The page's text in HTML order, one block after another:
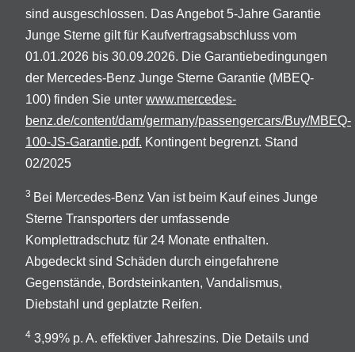
sind ausgeschlossen. Das Angebot 5-Jahre Garantie
Junge Sterne gilt für Kaufvertragsabschluss vom
01.01.2026 bis 30.09.2026. Die Garantiebedingungen
der Mercedes-Benz Junge Sterne Garantie (MBEQ-
100) finden Sie unter www.mercedes-
benz.de/content/dam/germany/passengercars/Buy/MBEQ-
100-JS-Garantie.pdf. Kontingent begrenzt. Stand
02/2025
3 Bei Mercedes-Benz Van ist beim Kauf eines Junge
Sterne Transporters der umfassende
Komplettradschutz für 24 Monate enthalten.
Abgedeckt sind Schäden durch eingefahrene
Gegenstände, Bordsteinkanten, Vandalismus,
Diebstahl und geplatzte Reifen.
4 3,99% p. A. effektiver Jahreszins. Die Details und